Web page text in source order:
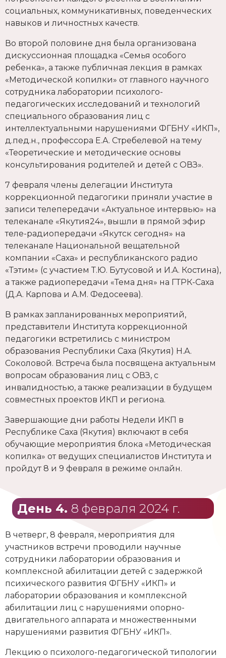
социальных, коммуникативных, поведенческих
навыков и личностных качеств.
Во второй половине дня была организована
дискуссионная площадка «Семья особого
ребенка», а также публичная лекция в рамках
«Методической копилки» от главного научного
сотрудника лаборатории психолого-
педагогических исследований и технологий
специального образования лиц с
интеллектуальными нарушениями ФГБНУ «ИКП»,
д.пед.н., профессора Е.А. Стребелевой на тему
«Теоретические и методические основы
консультирования родителей и детей с ОВЗ».
7 февраля члены делегации Института
коррекционной педагогики приняли участие в
записи телепередачи «Актуальное интервью» на
телеканале «Якутия24», вышли в прямой эфир
теле-радиопередачи «Якутск сегодня» на
телеканале Национальной вещательной
компании «Саха» и республиканского радио
«Тэтим» (с участием Т.Ю. Бутусовой и И.А. Костина),
а также радиопередачи «Тема дня» на ГТРК-Саха
(Д.А. Карпова и А.М. Федосеева).
В рамках запланированных мероприятий,
представители Института коррекционной
педагогики встретились с министром
образования Республики Саха (Якутия) Н.А.
Соколовой. Встреча была посвящена актуальным
вопросам образования лиц с ОВЗ, с
инвалидностью, а также реализации в будущем
совместных проектов ИКП и региона.
Завершающие дни работы Недели ИКП в
Республике Саха (Якутия) включают в себя
обучающие мероприятия блока «Методическая
копилка» от ведущих специалистов Института и
пройдут 8 и 9 февраля в режиме онлайн.
День 4. 8 февраля 2024 г.
В четверг, 8 февраля, мероприятия для
участников встречи проводили научные
сотрудники лаборатории образования и
комплексной абилитации детей с задержкой
психического развития ФГБНУ «ИКП» и
лаборатории образования и комплексной
абилитации лиц с нарушениями опорно-
двигательного аппарата и множественными
нарушениями развития ФГБНУ «ИКП».
Лекцию о психолого-педагогической типологии